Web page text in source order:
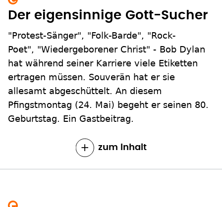
Der eigensinnige Gott-Sucher
"Protest-Sänger", "Folk-Barde", "Rock-
Poet", "Wiedergeborener Christ" - Bob Dylan
hat während seiner Karriere viele Etiketten
ertragen müssen. Souverän hat er sie
allesamt abgeschüttelt. An diesem
Pfingstmontag (24. Mai) begeht er seinen 80.
Geburtstag. Ein Gastbeitrag.
zum Inhalt